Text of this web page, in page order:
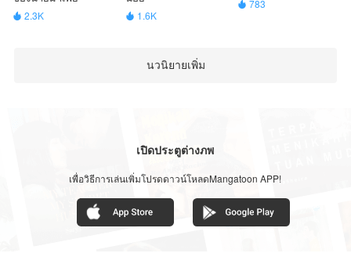
 2.3K  1.6K
 783
นวนิยายเพิ่ม
เปิดประตูต่างภพ
เพื่อวิธีการเล่นเพิ่มโปรดดาวน์โหลดMangatoon APP!